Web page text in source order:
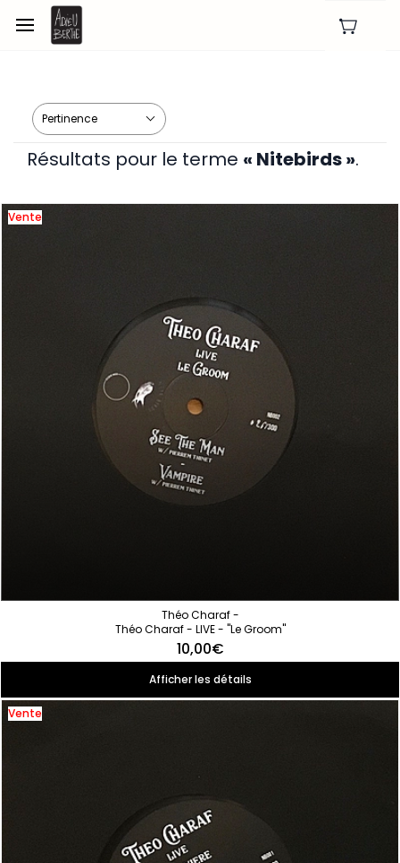
Skip to
main
content
Résultats pour le terme « Nitebirds ».
Vente
Théo Charaf -
Théo Charaf - LIVE - "Le Groom"
10,00€
Afficher les détails
Vente